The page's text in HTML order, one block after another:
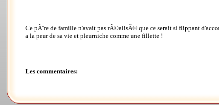
Ce pÃ¨re de famille n'avait pas rÃ©alisÃ© que ce serait si flippant
a la peur de sa vie et pleurniche comme une fillette !
Les commentaires: